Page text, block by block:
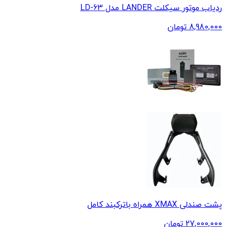
ردیاب موتور سیکلت LANDER مدل LD-63
8,980,000 تومان
پشت صندلی XMAX همراه باترکبند کامل
27,000,000 تومان